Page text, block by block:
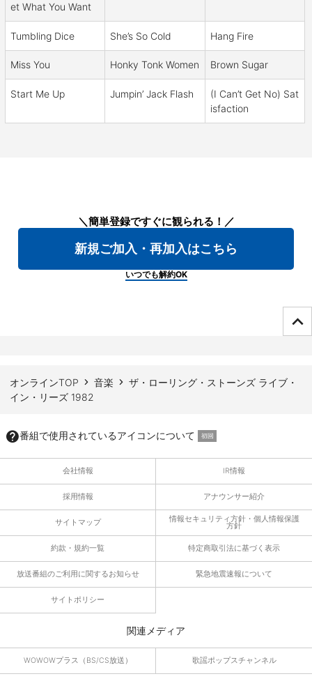
et What You Want
Tumbling Dice She’s So Cold Hang Fire
Miss You Honky Tonk Women Brown Sugar
Start Me Up Jumpin’ Jack Flash
(I Can’t Get No) Sat
isfaction
＼簡単登録ですぐに観られる！／
新規ご加入・再加入はこちら
いつでも解約OK
オンラインTOP 音楽
ザ・ローリング・ストーンズ ライブ・
イン・リーズ 1982
番組で使用されているアイコンについて
会社情報 IR情報
採用情報 アナウンサー紹介
サイトマップ 情報セキュリティ方針・個人情報保護
方針
約款・規約一覧 特定商取引法に基づく表示
放送番組のご利用に関するお知らせ 緊急地震速報について
サイトポリシー
関連メディア
WOWOWプラス（BS/CS放送） 歌謡ポップスチャンネル